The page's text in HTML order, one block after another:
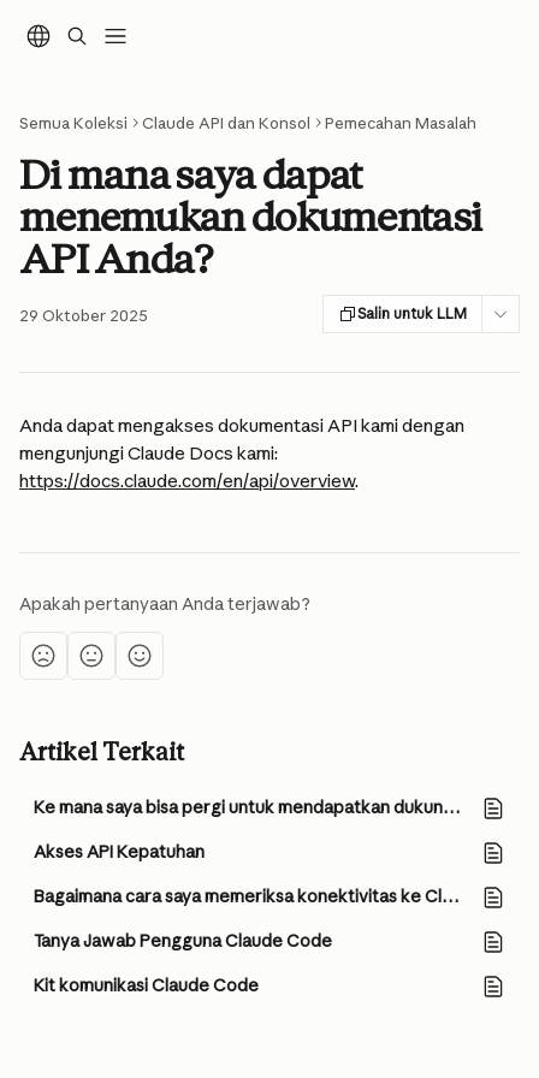
Semua Koleksi Claude API dan Konsol Pemecahan Masalah
Di mana saya dapat
menemukan dokumentasi
API Anda?
29 Oktober 2025 Salin untuk LLM
Anda dapat mengakses dokumentasi API kami dengan
mengunjungi Claude Docs kami:
https://docs.claude.com/en/api/overview.
Apakah pertanyaan Anda terjawab?
Artikel Terkait
Ke mana saya bisa pergi untuk mendapatkan dukungan dan bantuan Claude API?
Akses API Kepatuhan
Bagaimana cara saya memeriksa konektivitas ke Claude API?
Tanya Jawab Pengguna Claude Code
Kit komunikasi Claude Code